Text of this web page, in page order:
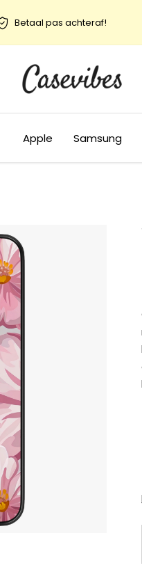
Betaal pas achteraf!
Apple Samsung